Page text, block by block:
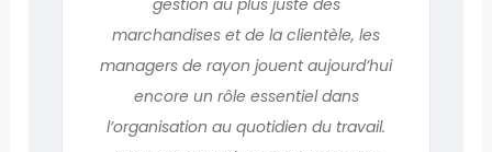
marchandises et de la clientèle, les
managers de rayon jouent aujourd’hui
encore un rôle essentiel dans
l’organisation au quotidien du travail.